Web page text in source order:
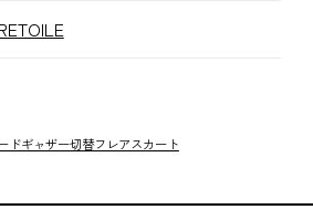
ドギャザー切替フレアスカート